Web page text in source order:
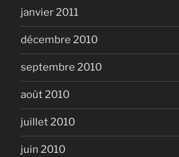
janvier 2011
décembre 2010
septembre 2010
août 2010
juillet 2010
juin 2010